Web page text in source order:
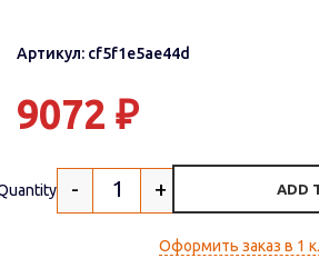
Артикул: cf5f1e5ae44d
9072 ₽
- + ADD
Оформить заказ в 1